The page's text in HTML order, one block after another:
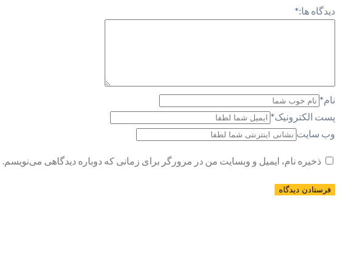
دیدگاه ها:*
نام*
پست الکترونیک*
وب سایت
ذخیره نام، ایمیل و وبسایت من در مرورگر برای زمانی که دوباره دیدگاهی می‌نویسم.